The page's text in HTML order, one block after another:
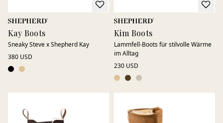
Kay Boots
Sneaky Steve x Shepherd Kay
380 USD
Kim Boots
Lammfell-Boots für stilvolle Wärme
im Alltag
230 USD